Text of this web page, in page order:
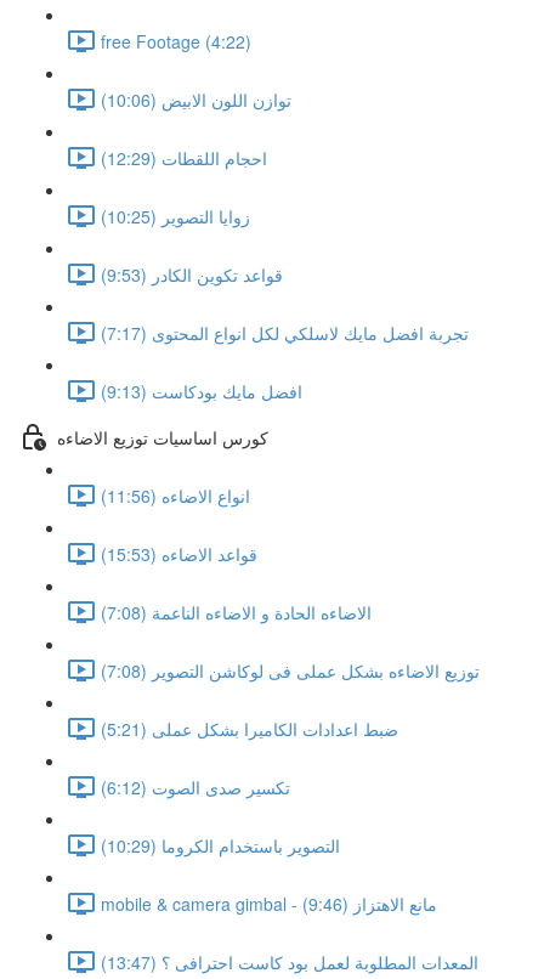
free Footage (4:22)
توازن اللون الابيض (10:06)
احجام اللقطات (12:29)
زوايا التصوير (10:25)
قواعد تكوين الكادر (9:53)
تجربة افضل مايك لاسلكي لكل انواع المحتوى (7:17)
افضل مايك بودكاست (9:13)
كورس اساسيات توزيع الاضاءه
انواع الاضاءه (11:56)
قواعد الاضاءه (15:53)
الاضاءه الحادة و الاضاءه الناعمة (7:08)
توزيع الاضاءه بشكل عملى فى لوكاشن التصوير (7:08)
ضبط اعدادات الكاميرا بشكل عملى (5:21)
تكسير صدى الصوت (6:12)
التصوير باستخدام الكروما (10:29)
mobile & camera gimbal - مانع الاهتزاز (9:46)
المعدات المطلوبة لعمل بود كاست احترافى ؟ (13:47)